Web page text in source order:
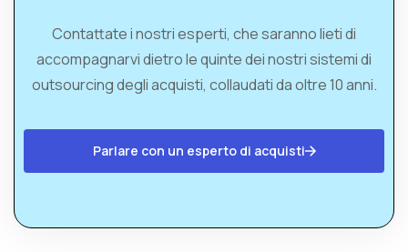
Contattate i nostri esperti, che saranno lieti di
accompagnarvi dietro le quinte dei nostri sistemi di
outsourcing degli acquisti, collaudati da oltre 10 anni.
Parlare con un esperto di acquisti